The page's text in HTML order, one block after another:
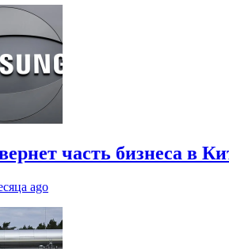
часть бизнеса в
ago